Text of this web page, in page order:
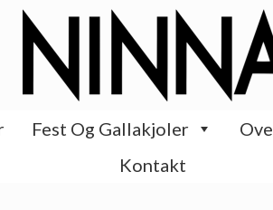
Fest Og Gallakjoler
Kontakt